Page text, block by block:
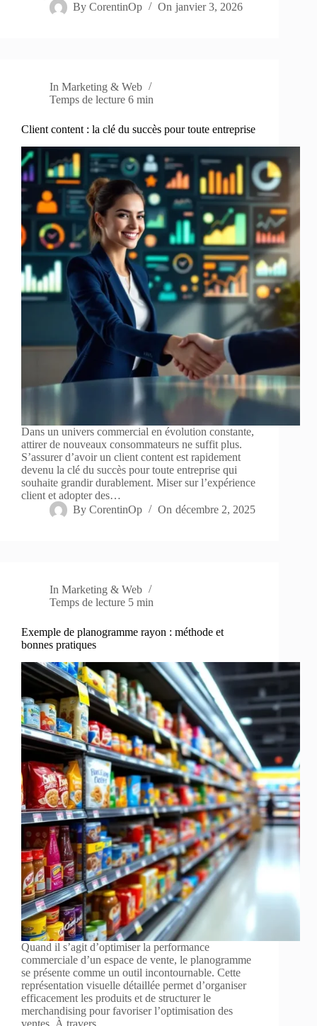
By CorentinOp On janvier 3, 2026
In Marketing & Web
Temps de lecture 6 min
Client content : la clé du succès pour toute entreprise
Dans un univers commercial en évolution constante,
attirer de nouveaux consommateurs ne suffit plus.
S’assurer d’avoir un client content est rapidement
devenu la clé du succès pour toute entreprise qui
souhaite grandir durablement. Miser sur l’expérience
client et adopter des…
By CorentinOp On décembre 2, 2025
In Marketing & Web
Temps de lecture 5 min
Exemple de planogramme rayon : méthode et
bonnes pratiques
Quand il s’agit d’optimiser la performance
commerciale d’un espace de vente, le planogramme
se présente comme un outil incontournable. Cette
représentation visuelle détaillée permet d’organiser
efficacement les produits et de structurer le
merchandising pour favoriser l’optimisation des